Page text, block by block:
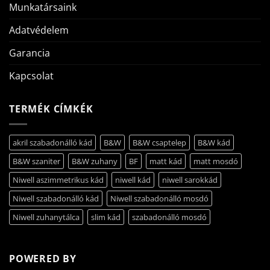
Munkatársaink
Adatvédelem
Garancia
Kapcsolat
TERMÉK CÍMKÉK
akril szabadonálló kád B&W B&W csaptelep
B&W kád
B&W szaniter
B&W zuhany BF matt kád
matt mosdó
Niwell aszimmetrikus kád
niwell kád
niwell sarokkád
Niwell szabadonálló kád
Niwell szabadonálló mosdó
Niwell zuhanytálca
slim kád szabadonálló mosdó
POWERED BY